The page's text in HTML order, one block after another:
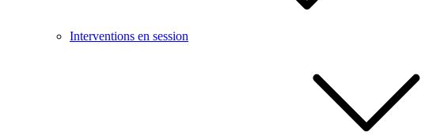
Interventions en session